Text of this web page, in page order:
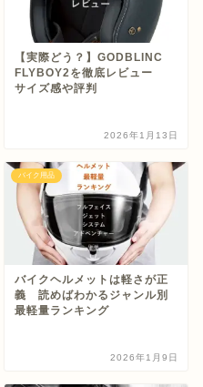
【実際どう？】GODBLINC
FLYBOY2を徹底レビュー
サイズ感や評判
2026年1月13日
バイク用品
バイクヘルメットは軽さが正
義 読めばわかるジャンル別
最軽量ランキング
2026年1月9日